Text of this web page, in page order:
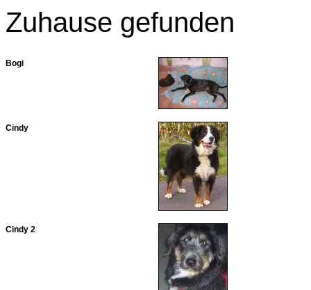
Zuhause gefunden
Bogi
Cindy
Cindy 2